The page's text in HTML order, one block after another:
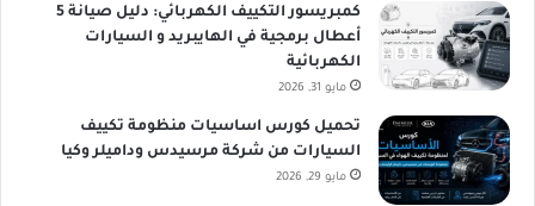
كمبريسور التكييف الكهربائي: دليل صيانة 5
أعطال برمجية في الهايبريد و السيارات
الكهربائية
مايو 31, 2026
تحميل كورس اساسيات منظومة تكييف
السيارات من شركة مرسيدس وداميلر وكيا
مايو 29, 2026